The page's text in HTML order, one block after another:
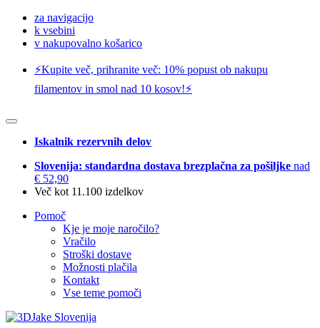
za navigacijo
k vsebini
v nakupovalno košarico
⚡️Kupite več, prihranite več: 10% popust ob nakupu
filamentov in smol nad 10 kosov!⚡️
Iskalnik rezervnih delov
Slovenija: standardna dostava brezplačna za pošiljke nad
€ 52,90
Več kot 11.100 izdelkov
Pomoč
Kje je moje naročilo?
Vračilo
Stroški dostave
Možnosti plačila
Kontakt
Vse teme pomoči